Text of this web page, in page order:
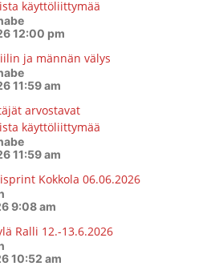
käyttöliittymää
12:00 pm
ja männän välys
11:59 am
arvostavat
käyttöliittymää
11:59 am
Kokkola 06.06.2026
9:08 am
Ralli 12.-13.6.2026
10:52 am